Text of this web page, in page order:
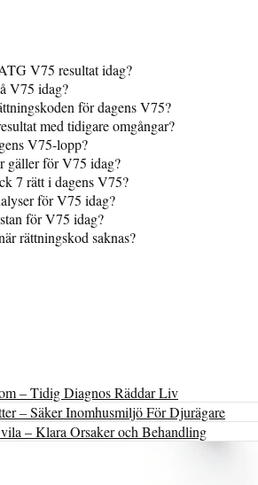
V75 resultat idag?
V75 idag?
för dagens V75?
med tidigare omgångar?
V75-lopp?
gäller för V75 idag?
7 rätt i dagens V75?
för V75 idag?
för V75 idag?
rättningskod saknas?
– Tidig Diagnos Räddar Liv
– Säker Inomhusmiljö För Djurägare
– Klara Orsaker och Behandling